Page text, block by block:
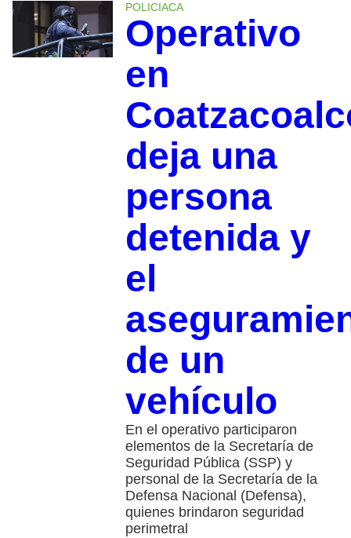
POLICIACA
Operativo
en
deja una
persona
detenida y
el
de un
vehículo
En el operativo participaron
elementos de la Secretaría de
Seguridad Pública (SSP) y
personal de la Secretaría de la
Defensa Nacional (Defensa),
quienes brindaron seguridad
perimetral